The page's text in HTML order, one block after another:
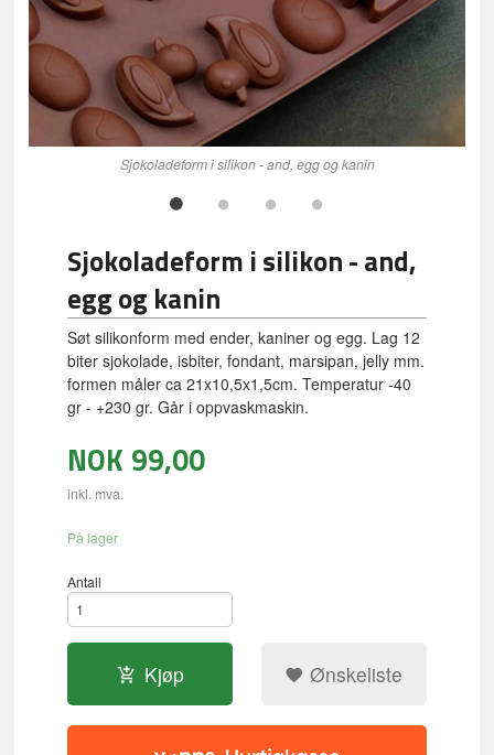
Sjokoladeform i silikon - and, egg og kanin
Sjokoladeform i silikon - and,
egg og kanin
Søt silikonform med ender, kaniner og egg. Lag 12
biter sjokolade, isbiter, fondant, marsipan, jelly mm.
formen måler ca 21x10,5x1,5cm. Temperatur -40
gr - +230 gr. Går i oppvaskmaskin.
NOK 99,00
inkl. mva.
På lager
Antall
Kjøp Ønskeliste